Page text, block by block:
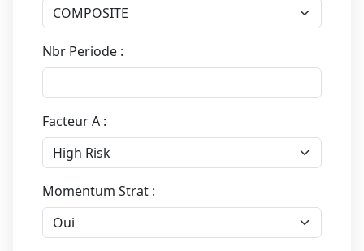
Nbr Periode :
Facteur A :
Momentum Strat :